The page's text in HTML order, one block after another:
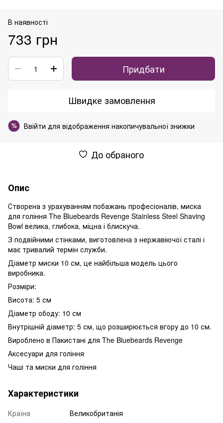
В наявності
733 грн
Придбати
Швидке замовлення
% Ввійти для відображення накопичувальної знижки
До обраного
Опис
Створена з урахуванням побажань професіоналів, миска
для гоління The Bluebeards Revenge Stainless Steel Shaving
Bowl велика, глибока, міцна і блискуча.
З подвійними стінками, виготовлена з нержавіючої сталі і
має тривалий термін служби.
Діаметр миски 10 см, це найбільша модель цього
виробника.
Розміри:
Висота: 5 см
Діаметр ободу: 10 см
Внутрішній діаметр: 5 см, що розширюється вгору до 10 см.
Вироблено в Пакистані для The Bluebeards Revenge
Аксесуари для гоління
Чаші та миски для гоління
Характеристики
Країна Великобританія